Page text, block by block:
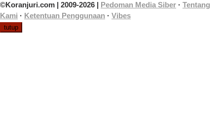
©Koranjuri.com | 2009-2026 | Pedoman Media Siber · Tentang
Kami · Ketentuan Penggunaan · Vibes
tutup